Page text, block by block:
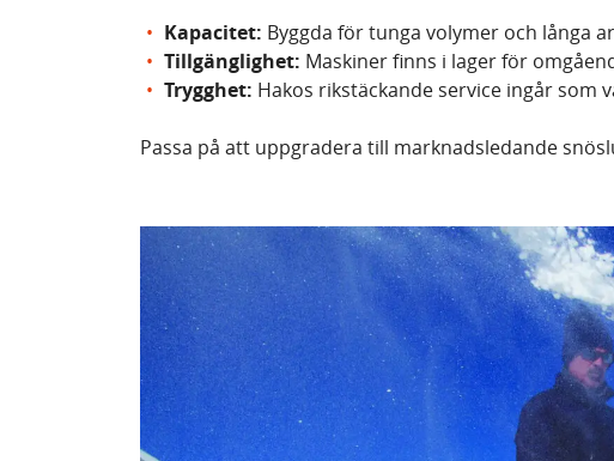
Kapacitet: Byggda för tunga volymer och långa
Tillgänglighet: Maskiner finns i lager för
Trygghet: Hakos rikstäckande service ingår som
Passa på att uppgradera till marknadsledande